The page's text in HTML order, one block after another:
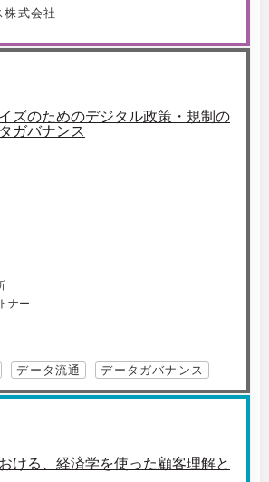
株式会社
ズのためのデジタル政策・規制の
ガバナンス
ナー
データ流通 データガバナンス
ける、経済学を使った顧客理解と